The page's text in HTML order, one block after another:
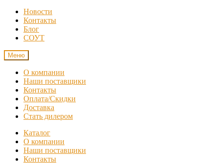
Новости
Контакты
Блог
СОУТ
Меню
О компании
Наши поставщики
Контакты
Оплата/Скидки
Доставка
Стать дилером
Каталог
О компании
Наши поставщики
Контакты